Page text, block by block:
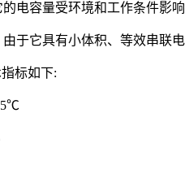
电容量受环境和工作条件影
它具有小体积、等效串联电
标如下: